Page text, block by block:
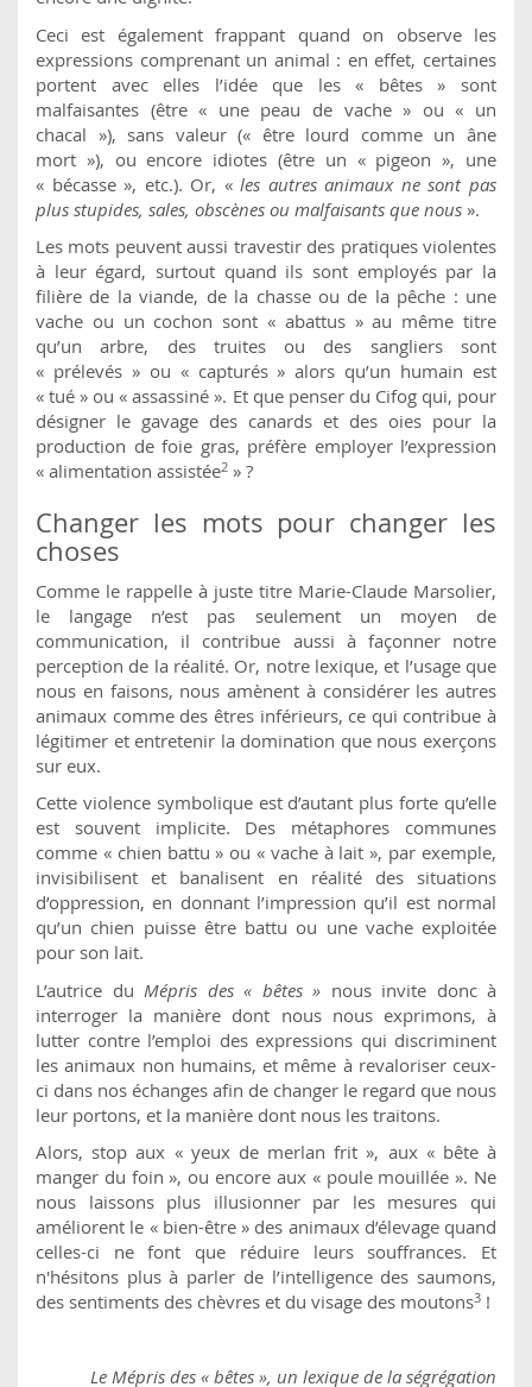
Ceci est également frappant quand on observe les
expressions comprenant un animal : en effet, certaines
portent avec elles l’idée que les « bêtes » sont
malfaisantes (être « une peau de vache » ou « un
chacal »), sans valeur (« être lourd comme un âne
mort »), ou encore idiotes (être un « pigeon », une
« bécasse », etc.). Or, «les autres animaux ne sont pas
plus stupides, sales, obscènes ou malfaisants que nous ».
Les mots peuvent aussi travestir des pratiques violentes
à leur égard, surtout quand ils sont employés par la
filière de la viande, de la chasse ou de la pêche : une
vache ou un cochon sont « abattus » au même titre
qu’un arbre, des truites ou des sangliers sont
« prélevés » ou « capturés » alors qu’un humain est
« tué » ou « assassiné ». Et que penser du Cifog qui, pour
désigner le gavage des canards et des oies pour la
production de foie gras, préfère employer l’expression
« alimentation assistée2 » ?
Changer les mots pour changer les
choses
Comme le rappelle à juste titre Marie-Claude Marsolier,
le langage n’est pas seulement un moyen de
communication, il contribue aussi à façonner notre
perception de la réalité. Or, notre lexique, et l’usage que
nous en faisons, nous amènent à considérer les autres
animaux comme des êtres inférieurs, ce qui contribue à
légitimer et entretenir la domination que nous exerçons
sur eux.
Cette violence symbolique est d’autant plus forte qu’elle
est souvent implicite. Des métaphores communes
comme « chien battu » ou « vache à lait », par exemple,
invisibilisent et banalisent en réalité des situations
d’oppression, en donnant l’impression qu’il est normal
qu’un chien puisse être battu ou une vache exploitée
pour son lait.
L’autrice du Mépris des « bêtes » nous invite donc à
interroger la manière dont nous nous exprimons, à
lutter contre l’emploi des expressions qui discriminent
les animaux non humains, et même à revaloriser ceux-
ci dans nos échanges afin de changer le regard que nous
leur portons, et la manière dont nous les traitons.
Alors, stop aux « yeux de merlan frit », aux « bête à
manger du foin », ou encore aux « poule mouillée ». Ne
nous laissons plus illusionner par les mesures qui
améliorent le « bien-être » des animaux d’élevage quand
celles-ci ne font que réduire leurs souffrances. Et
n'hésitons plus à parler de l’intelligence des saumons,
des sentiments des chèvres et du visage des moutons3 !
Le Mépris des « bêtes », un lexique de la ségrégation